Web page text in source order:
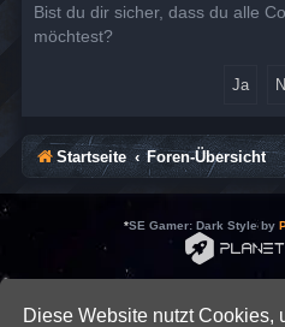
Diese Website nutzt Cookies,
Bist du dir sicher, dass du alle
möchtest?
Startseite Foren-Übersicht
*SE Gamer: Dark Style by
Deutsche